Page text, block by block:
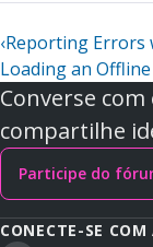
‹Reporting Errors
Loading an
Converse
compartilhe
Participe do
CONECTE-SE